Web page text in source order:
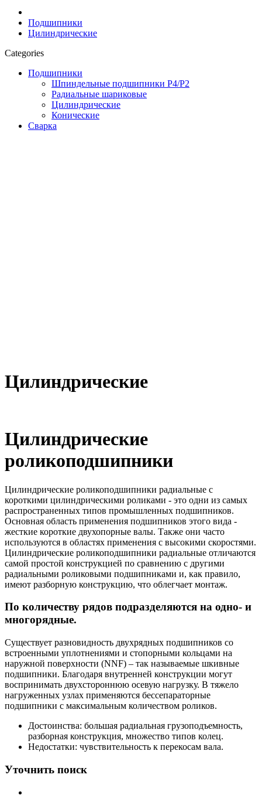
Подшипники
Цилиндрические
Categories
Подшипники
Шпиндельные подшипники P4/P2
Радиальные шариковые
Цилиндрические
Конические
Сварка
Цилиндрические
Цилиндрические
роликоподшипники
Цилиндрические роликоподшипники радиальные с
короткими цилиндрическими роликами - это одни из самых
распространенных типов промышленных подшипников.
Основная область применения подшипников этого вида -
жесткие короткие двухопорные валы. Также они часто
используются в областях применения с высокими скоростями.
Цилиндрические роликоподшипники радиальные отличаются
самой простой конструкцией по сравнению с другими
радиальными роликовыми подшипниками и, как правило,
имеют разборную конструкцию, что облегчает монтаж.
По количеству рядов подразделяются на одно- и
многорядные.
Существует разновидность двухрядных подшипников со
встроенными уплотнениями и стопорными кольцами на
наружной поверхности (NNF) – так называемые шкивные
подшипники. Благодаря внутренней конструкции могут
воспринимать двухстороннюю осевую нагрузку. В тяжело
нагруженных узлах применяются бессепараторные
подшипники с максимальным количеством роликов.
Достоинства: большая радиальная грузоподъемность,
разборная конструкция, множество типов колец.
Недостатки: чувствительность к перекосам вала.
Уточнить поиск